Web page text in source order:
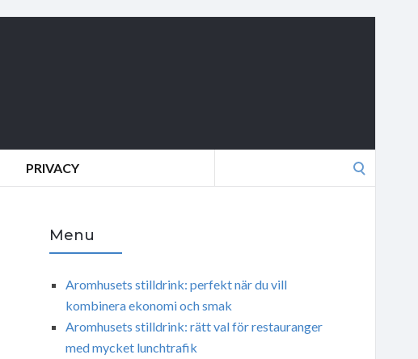
PRIVACY
Menu
Aromhusets stilldrink: perfekt när du vill
kombinera ekonomi och smak
Aromhusets stilldrink: rätt val för restauranger
med mycket lunchtrafik